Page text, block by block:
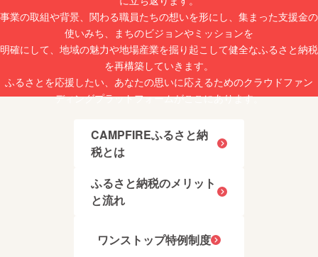
かは選
べませ
ん。お
任せと
画像は
イメー
事業の取組や背景、関わる職員たちの想いを形にし、集まった支援金の
使いみち、まちのビジョンやミッションを
明確にして、地域の魅力や地場産業を掘り起こして健全なふるさと納税
を再構築していきます。
ふるさとを応援したい、あなたの思いに応えるためのクラウドファン
ディングプラットフォームがここにあります。
CAMPFIREふるさと納
税とは
ふるさと納税のメリット
と流れ
ワンストップ特例制度